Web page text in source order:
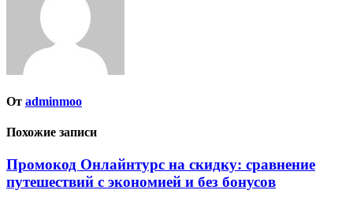
От adminmoo
Похожие записи
Промокод Онлайнтурс на скидку: сравнение
путешествий с экономией и без бонусов